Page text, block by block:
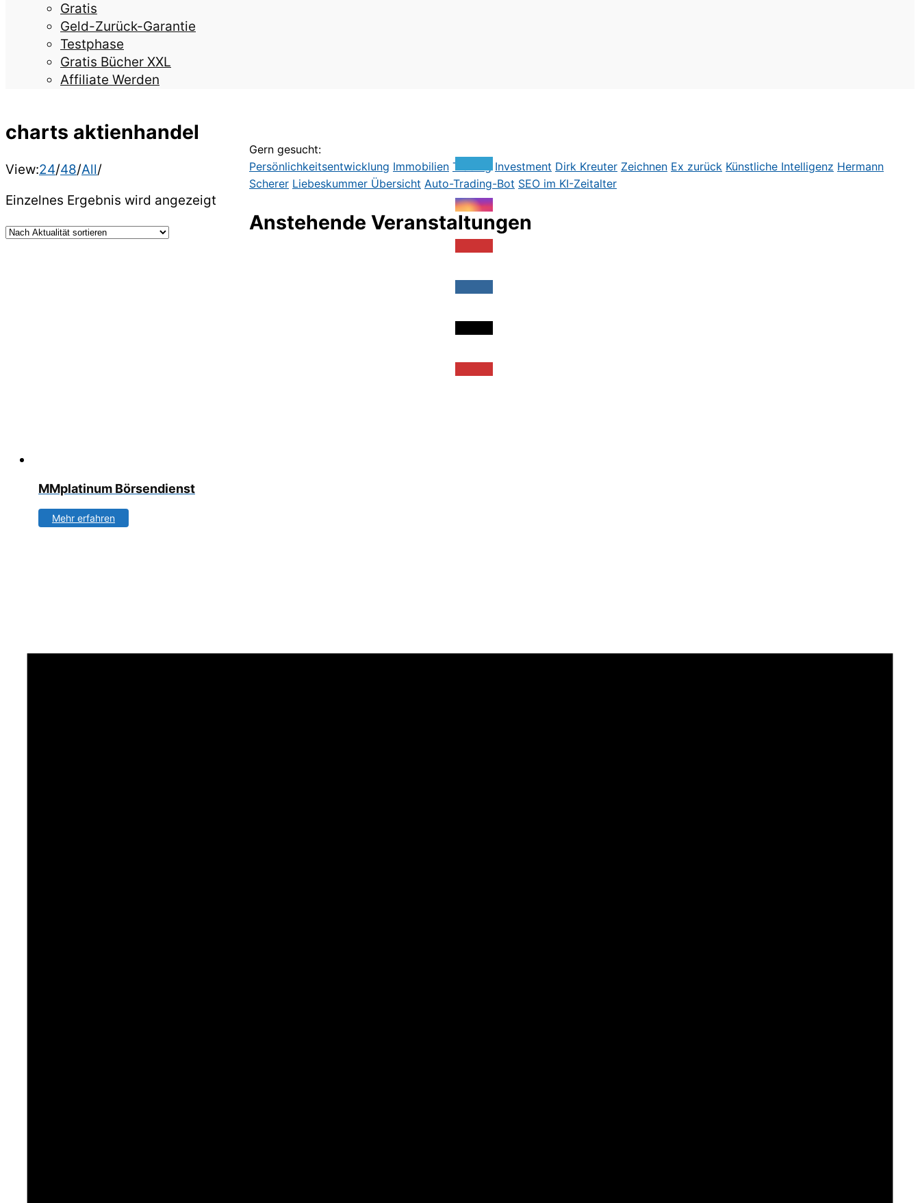
Gratis
Geld-Zurück-Garantie
Testphase
Gratis Bücher XXL
Affiliate Werden
charts aktienhandel
View:24/48/All/
Einzelnes Ergebnis wird angezeigt
MMplatinum Börsendienst
Mehr erfahren
Gern gesucht:
Persönlichkeitsentwicklung Immobilien Trading Investment Dirk Kreuter Zeichnen Ex zurück Künstliche Intelligenz Hermann
Scherer Liebeskummer Übersicht Auto-Trading-Bot SEO im KI-Zeitalter
Anstehende Veranstaltungen